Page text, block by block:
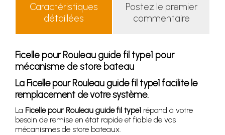
Caractéristiques
détaillées
Postez le premier
commentaire
Ficelle pour Rouleau guide fil type1 pour
mécanisme de store bateau
La Ficelle pour Rouleau guide fil type1 facilite le
remplacement de votre système.
La Ficelle pour Rouleau guide fil type1 répond à votre
besoin de remise en état rapide et fiable de vos
mécanismes de store bateaux.